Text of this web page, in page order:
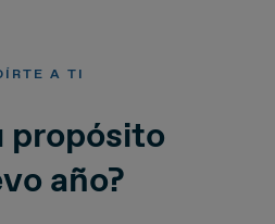
A TI
propósito
año?